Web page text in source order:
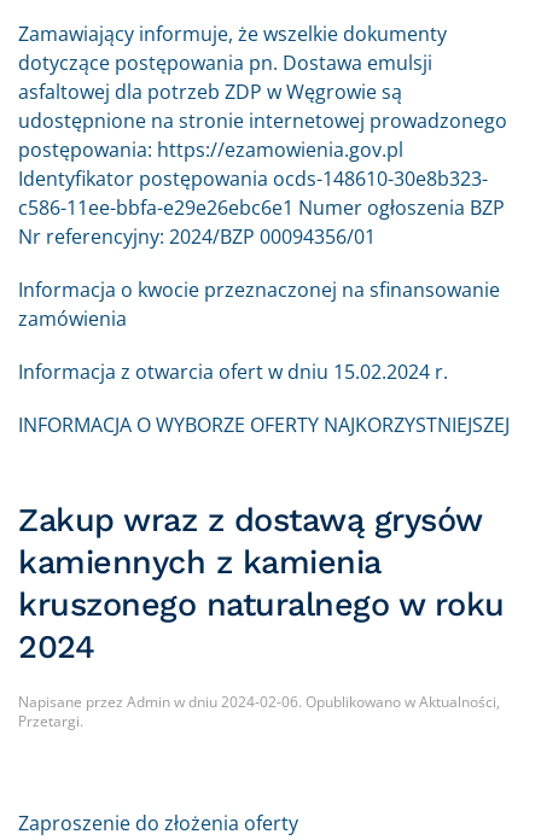
Zamawiający informuje, że wszelkie dokumenty
dotyczące postępowania pn. Dostawa emulsji
asfaltowej dla potrzeb ZDP w Węgrowie są
udostępnione na stronie internetowej prowadzonego
postępowania: https://ezamowienia.gov.pl
Identyfikator postępowania ocds-148610-30e8b323-
c586-11ee-bbfa-e29e26ebc6e1 Numer ogłoszenia BZP
Nr referencyjny: 2024/BZP 00094356/01
Informacja o kwocie przeznaczonej na sfinansowanie
zamówienia
Informacja z otwarcia ofert w dniu 15.02.2024 r.
INFORMACJA O WYBORZE OFERTY NAJKORZYSTNIEJSZEJ
Zakup wraz z dostawą grysów
kamiennych z kamienia
kruszonego naturalnego w roku
2024
Napisane przez Adminw dniu2024-02-06. Opublikowano wAktualności,
Przetargi.
Zaproszenie do złożenia oferty